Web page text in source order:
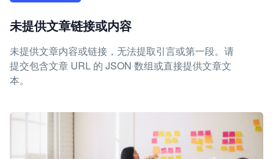
未提供文章链接或内容
未提供文章内容或链接，无法提取引言或第一段。请
提交包含文章 URL 的 JSON 数组或直接提供文章文
本。